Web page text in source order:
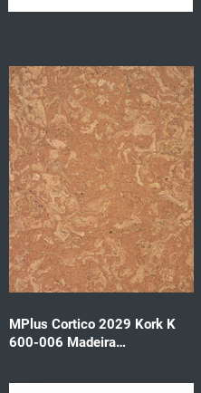
MPlus Cortico 2029 Kork K
600-006 Madeira